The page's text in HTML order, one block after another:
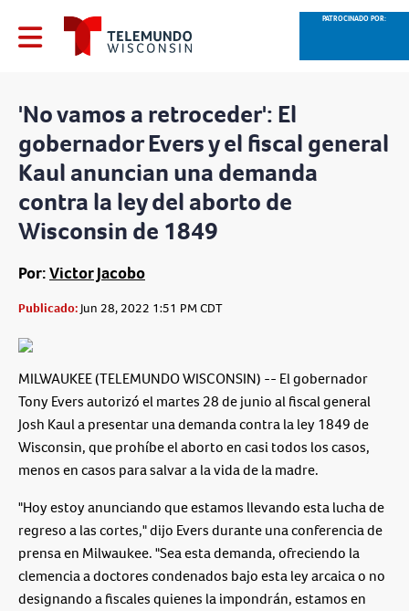
PATROCINADO POR:
'No vamos a retroceder': El
gobernador Evers y el fiscal general
Kaul anuncian una demanda
contra la ley del aborto de
Wisconsin de 1849
Por:Victor Jacobo
Publicado:Jun 28, 2022 1:51 PM CDT
MILWAUKEE (TELEMUNDO WISCONSIN) -- El gobernador
Tony Evers autorizó el martes 28 de junio al fiscal general
Josh Kaul a presentar una demanda contra la ley 1849 de
Wisconsin, que prohíbe el aborto en casi todos los casos,
menos en casos para salvar a la vida de la madre.
"Hoy estoy anunciando que estamos llevando esta lucha de
regreso a las cortes," dijo Evers durante una conferencia de
prensa en Milwaukee. "Sea esta demanda, ofreciendo la
clemencia a doctores condenados bajo esta ley arcaica o no
designando a fiscales quienes la impondrán, estamos en